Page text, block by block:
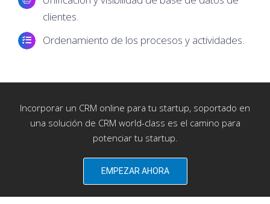
clientes.
Ordenamiento de los procesos y actividades.
Incorporar un CRM online para tu startup, soportado en
una solución de CRM world-class es el camino para
potenciar tu startup.
EMPEZAR AHORA